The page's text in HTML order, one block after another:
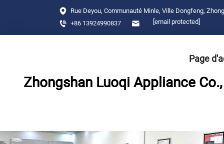
Rue Deyou, Communauté Minle, Ville Dongfeng,
+86 13924990837
[email protected]
Zhongshan Luoqi Appliance
Page